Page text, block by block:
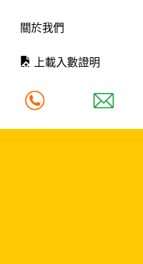
關於我們
上載入數證明